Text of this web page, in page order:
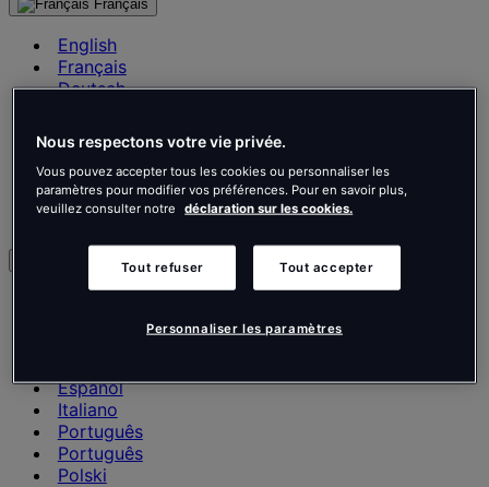
Français
English
Français
Deutsch
Italiano
Português
Português
Polski
Español
Italiano
Português
Português
Polski
Nous respectons votre vie privée.
Vous pouvez accepter tous les cookies ou personnaliser les
paramètres pour modifier vos préférences. Pour en savoir plus,
veuillez consulter notre
déclaration sur les cookies.
Tout refuser Tout accepter
Personnaliser les paramètres